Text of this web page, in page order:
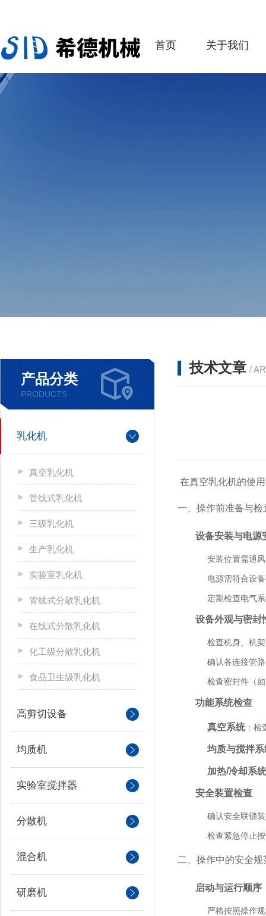
首页 关于我们
产品分类
PRODUCTS
乳化机
真空乳化机
管线式乳化机
三级乳化机
生产乳化机
实验室乳化机
管线式分散乳化机
在线式分散乳化机
化工级分散乳化机
食品卫生级乳化机
高剪切设备
均质机
实验室搅拌器
分散机
混合机
研磨机
技术文章 /
在真空乳化机的使
一、操作前准备与检
设备安装与电源
安装位置需通
电源需符合设
定期检查电气
设备外观与密封
检查机身、机
确认各连接管
检查密封件（
功能系统检查
真空系统：检
均质与搅拌系
加热/冷却系统
安全装置检查
确认安全联锁
检查紧急停止
二、操作中的安全规
启动与运行顺序
严格按照操作